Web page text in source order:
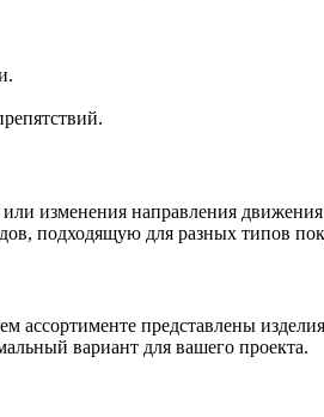
изменения направления
подходящую для разных типов
представлены
вариант для вашего проекта.